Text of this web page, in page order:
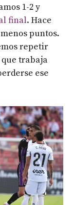
1-2 y
final. Hace
puntos.
repetir
trabaja
ese